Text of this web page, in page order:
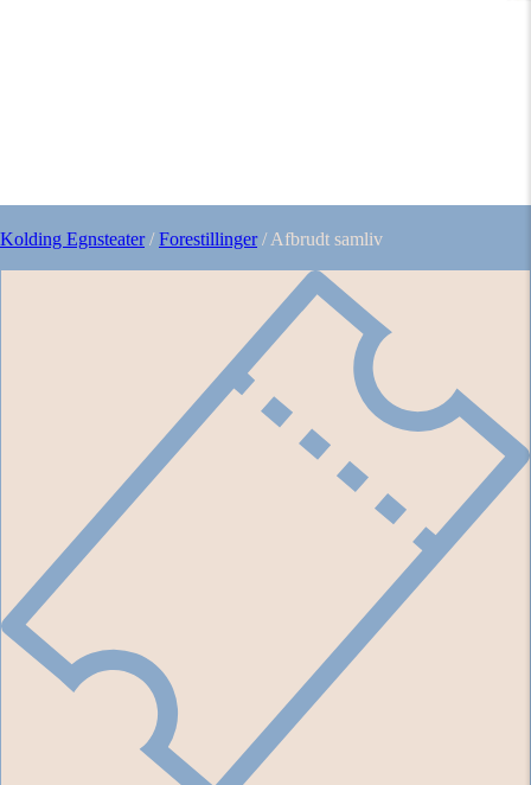
Kolding Egnsteater/Forestillinger/Afbrudt samliv